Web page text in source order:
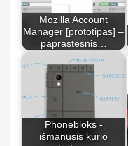
Mozilla Account
Manager [prototipas] –
paprastesnis…
Phonebloks -
išmanusis kurio